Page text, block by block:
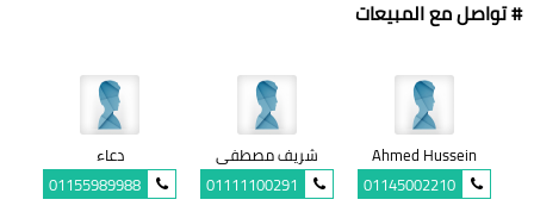
# تواصل مع المبيعات
Ahmed Hussein
01145002210
شريف مصطفى
01111100291
دعاء
01155989988